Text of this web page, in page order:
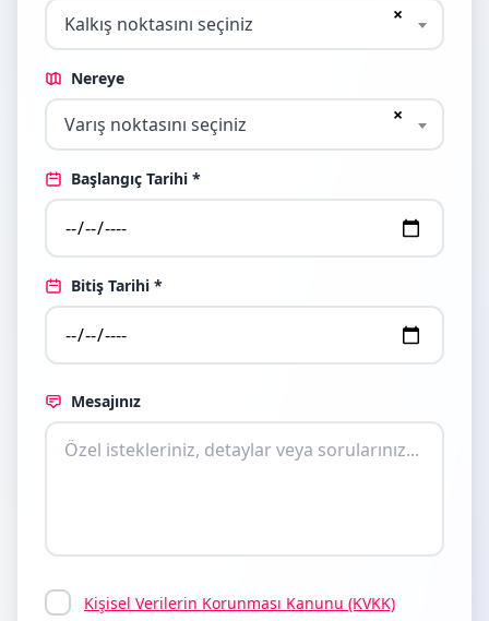
×
Kalkış noktasını seçiniz
Nereye
×
Varış noktasını seçiniz
Başlangıç Tarihi *
Bitiş Tarihi *
Mesajınız
Kişisel Verilerin Korunması Kanunu (KVKK)